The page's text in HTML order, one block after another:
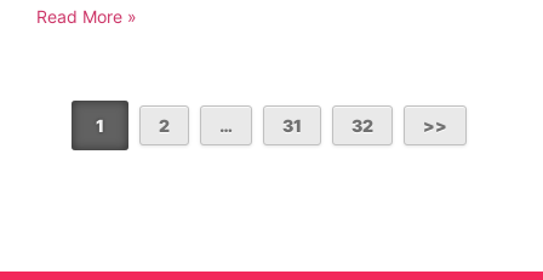
Read More »
1 2 … 31 32